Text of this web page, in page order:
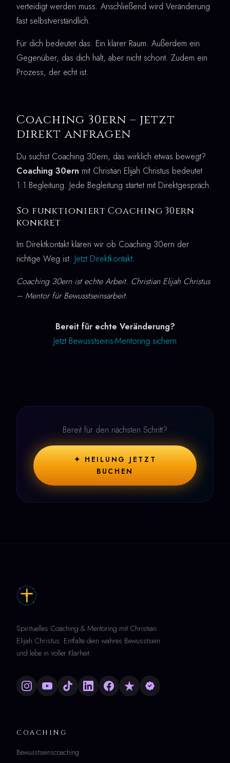
verteidigt werden muss. Anschließend wird Veränderung
fast selbstverständlich.
Für dich bedeutet das: Ein klarer Raum. Außerdem ein
Gegenüber, das dich hält, aber nicht schont. Zudem ein
Prozess, der echt ist.
Coaching 30ern – jetzt
direkt anfragen
Du suchst Coaching 30ern, das wirklich etwas bewegt?
Coaching 30ern mit Christian Elijah Christus bedeutet
1:1 Begleitung. Jede Begleitung startet mit Direktgespräch.
So funktioniert Coaching 30ern
konkret
Im Direktkontakt klären wir ob Coaching 30ern der
richtige Weg ist. Jetzt Direktkontakt.
Coaching 30ern ist echte Arbeit. Christian Elijah Christus
– Mentor für Bewusstseinsarbeit.
Bereit für echte Veränderung?
Jetzt Bewusstseins-Mentoring sichern
Bereit für den nächsten Schritt?
✦ HEILUNG JETZT
BUCHEN
Spirituelles Coaching & Mentoring mit Christian
Elijah Christus. Entfalte dein wahres Bewusstsein
und lebe in voller Klarheit.
COACHING
Bewusstseinscoaching